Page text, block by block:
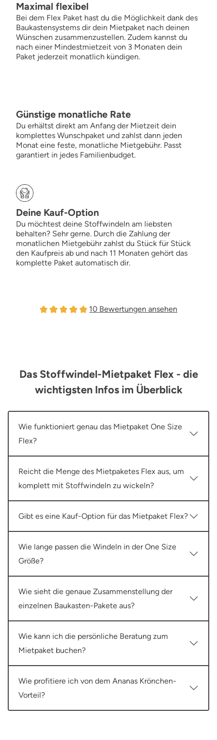
Maximal flexibel
Bei dem Flex Paket hast du die Möglichkeit dank des
Baukastensystems dir dein Mietpaket nach deinen
Wünschen zusammenzustellen. Zudem kannst du
nach einer Mindestmietzeit von 3 Monaten dein
Paket jederzeit monatlich kündigen.
Günstige monatliche Rate
Du erhältst direkt am Anfang der Mietzeit dein
komplettes Wunschpaket und zahlst dann jeden
Monat eine feste, monatliche Mietgebühr. Passt
garantiert in jedes Familienbudget.
Deine Kauf-Option
Du möchtest deine Stoffwindeln am liebsten
behalten? Sehr gerne. Durch die Zahlung der
monatlichen Mietgebühr zahlst du Stück für Stück
den Kaufpreis ab und nach 11 Monaten gehört das
komplette Paket automatisch dir.
10 Bewertungen ansehen
Das Stoffwindel-Mietpaket Flex - die
wichtigsten Infos im Überblick
Wie funktioniert genau das Mietpaket One Size
Flex?
Reicht die Menge des Mietpaketes Flex aus, um
komplett mit Stoffwindeln zu wickeln?
Gibt es eine Kauf-Option für das Mietpaket Flex?
Wie lange passen die Windeln in der One Size
Größe?
Wie sieht die genaue Zusammenstellung der
einzelnen Baukasten-Pakete aus?
Wie kann ich die persönliche Beratung zum
Mietpaket buchen?
Wie profitiere ich von dem Ananas Krönchen-
Vorteil?